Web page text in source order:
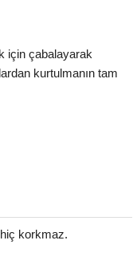
için çabalayarak
kurtulmanın tam
korkmaz.